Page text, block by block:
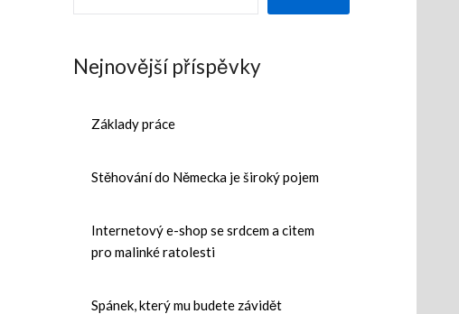
Nejnovější příspěvky
Základy práce
Stěhování do Německa je široký pojem
Internetový e-shop se srdcem a citem
pro malinké ratolesti
Spánek, který mu budete závidět